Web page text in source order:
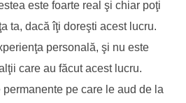
este foarte real şi chiar poţi
ta, dacă îţi doreşti acest lucru.
personală, şi nu este
care au făcut acest lucru.
pe care le aud de la